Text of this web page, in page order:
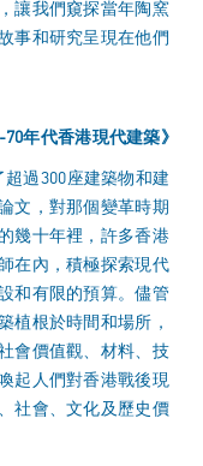
讓我們窺探當年陶窯
事和研究呈現在他們
年代香港現代建築》
超過300座建築物和建
文，對那個變革時期
幾十年裡，許多香港
在內，積極探索現代
和有限的預算。儘管
植根於時間和場所，
會價值觀、材料、技
起人們對香港戰後現
社會、文化及歷史價